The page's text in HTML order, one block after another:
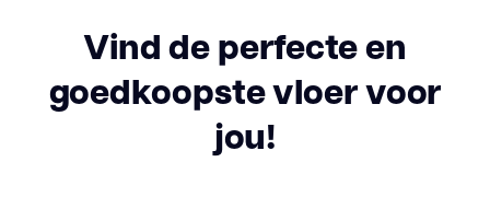
Aantal per pak 9
0.55
Vind de perfecte en
goedkoopste vloer voor
jou!